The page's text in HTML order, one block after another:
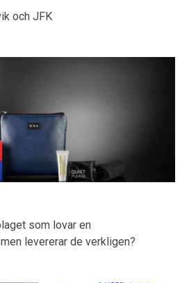
och JFK
som lovar en
levererar de verkligen?